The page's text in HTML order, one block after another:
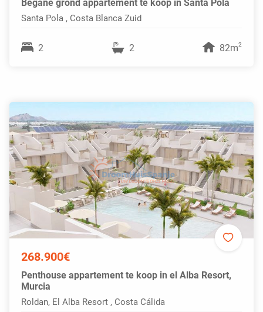
Santa Pola , Costa Blanca Zuid
2 2 82m2
268.900€
Penthouse appartement te koop in el Alba Resort,
Murcia
Roldan, El Alba Resort , Costa Cálida